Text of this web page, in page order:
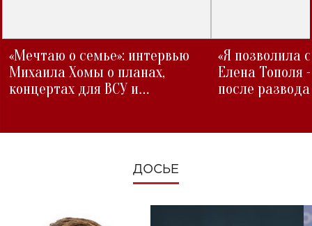
«Мечтаю о семье»: интервью
Михаила Хомы о планах,
концертах для ВСУ и
«Я позволила
Елена Тополя
после развода
ДОСЬЕ